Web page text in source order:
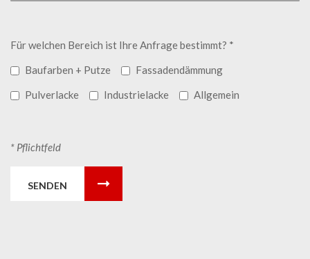
Für welchen Bereich ist Ihre Anfrage bestimmt? *
Baufarben + Putze
Fassadendämmung
Pulverlacke
Industrielacke Allgemein
* Pflichtfeld
SENDEN